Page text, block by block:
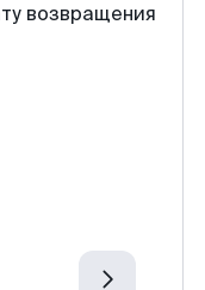
возвращения